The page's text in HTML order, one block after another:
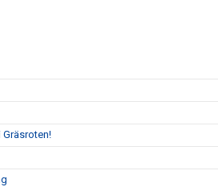
Gräsroten!